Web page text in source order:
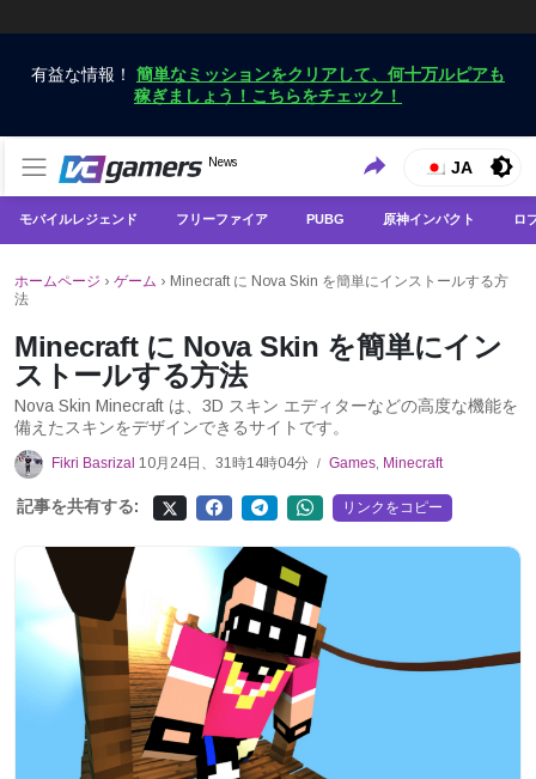
有益な情報！ 簡単なミッションをクリアして、何十万ルピアも
稼ぎましょう！こちらをチェック！
VCGamers ニュース
News
VCGamersだけで最新のゲームニュースを入手
JA
モバイルレジェンド フリーファイア PUBG 原神インパクト ロ
ホームページ › ゲーム › Minecraft に Nova Skin を簡単にインストールする方
法
Minecraft に Nova Skin を簡単にイン
ストールする方法
Nova Skin Minecraft は、3D スキン エディターなどの高度な機能を
備えたスキンをデザインできるサイトです。
Fikri Basrizal 10月24日、31時14時04分 / Games, Minecraft
記事を共有する: リンクをコピー